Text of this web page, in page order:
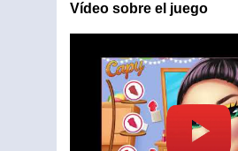
Vídeo sobre el juego